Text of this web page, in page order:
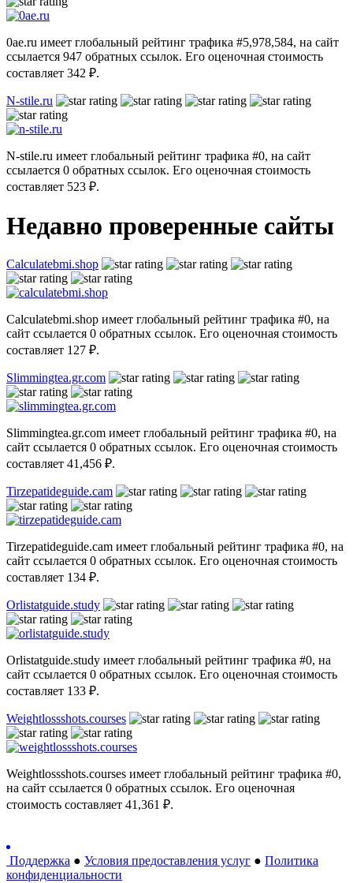
0ae.ru имеет глобальный рейтинг трафика #5,978,584, на сайт
ссылается 947 обратных ссылок. Его оценочная стоимость
составляет 342 ₽.
N-stile.ru
N-stile.ru имеет глобальный рейтинг трафика #0, на сайт
ссылается 0 обратных ссылок. Его оценочная стоимость
составляет 523 ₽.
Недавно проверенные сайты
Calculatebmi.shop
Calculatebmi.shop имеет глобальный рейтинг трафика #0, на
сайт ссылается 0 обратных ссылок. Его оценочная стоимость
составляет 127 ₽.
Slimmingtea.gr.com
Slimmingtea.gr.com имеет глобальный рейтинг трафика #0, на
сайт ссылается 0 обратных ссылок. Его оценочная стоимость
составляет 41,456 ₽.
Tirzepatideguide.cam
Tirzepatideguide.cam имеет глобальный рейтинг трафика #0, на
сайт ссылается 0 обратных ссылок. Его оценочная стоимость
составляет 134 ₽.
Orlistatguide.study
Orlistatguide.study имеет глобальный рейтинг трафика #0, на
сайт ссылается 0 обратных ссылок. Его оценочная стоимость
составляет 133 ₽.
Weightlossshots.courses
Weightlossshots.courses имеет глобальный рейтинг трафика #0,
на сайт ссылается 0 обратных ссылок. Его оценочная
стоимость составляет 41,361 ₽.
Поддержка ● Условия предоставления услуг ● Политика
конфиденциальности